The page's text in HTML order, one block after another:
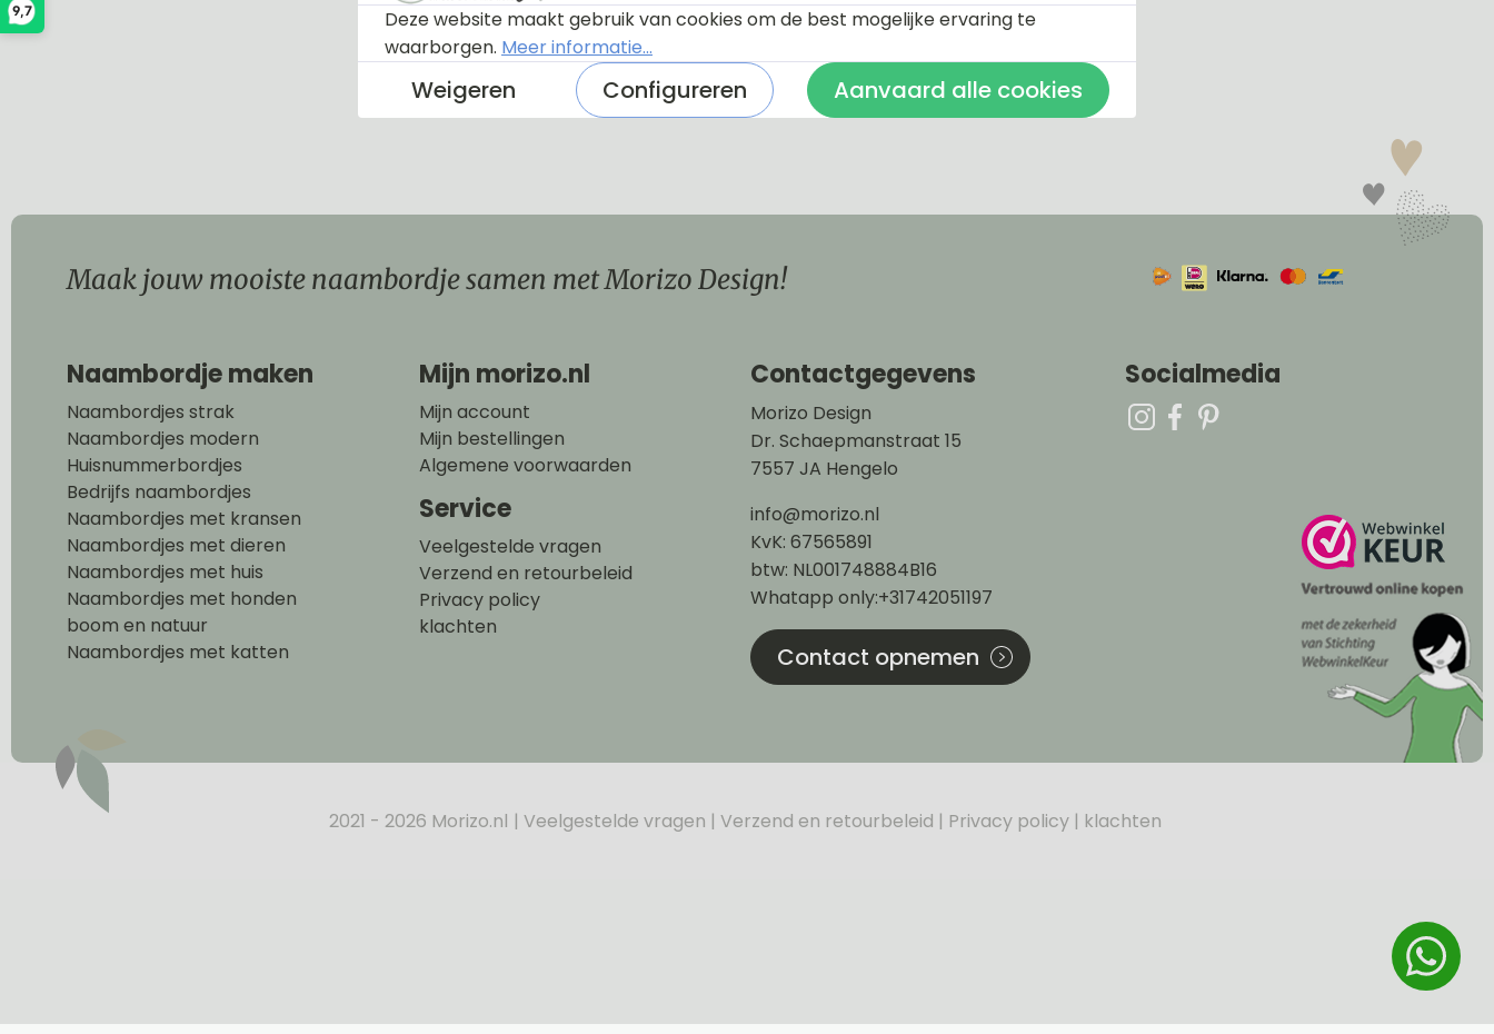
9,7
Maak jouw mooiste naambordje samen met Morizo Design!
Naambordje maken
Naambordjes strak
Naambordjes modern
Huisnummerbordjes
Bedrijfs naambordjes
Naambordjes met kransen
Naambordjes met dieren
Naambordjes met huis
Naambordjes met honden
boom en natuur
Naambordjes met katten
Mijn morizo.nl
Mijn account
Mijn bestellingen
Algemene voorwaarden
Service
Veelgestelde vragen
Verzend en retourbeleid
Privacy policy
klachten
Contactgegevens
Morizo Design
Dr. Schaepmanstraat 15
7557 JA Hengelo
info@morizo.nl
KvK: 67565891
btw: NL001748884B16
Whatapp only:+31742051197
Contact opnemen
Socialmedia
2021 - 2026 Morizo.nl Veelgestelde vragen Verzend en retourbeleid Privacy policy klachten
Deze website maakt gebruik van cookies om de best mogelijke ervaring te
waarborgen. Meer informatie...
Weigeren Configureren Aanvaard alle cookies